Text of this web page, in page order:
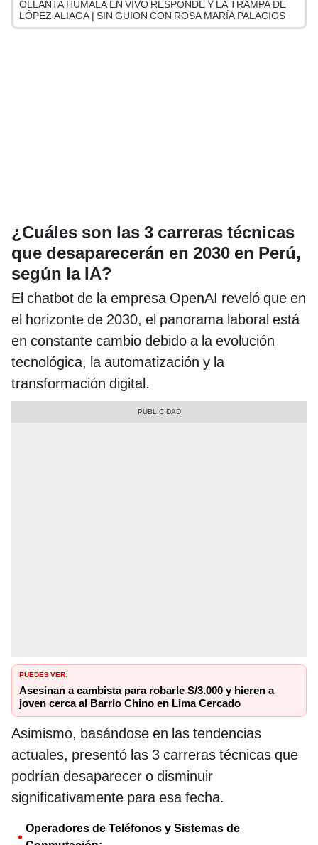
OLLANTA HUMALA EN VIVO RESPONDE Y LA TRAMPA DE
LÓPEZ ALIAGA | SIN GUION CON ROSA MARÍA PALACIOS
¿Cuáles son las 3 carreras técnicas
que desaparecerán en 2030 en Perú,
según la IA?
El chatbot de la empresa OpenAI reveló que en
el horizonte de 2030, el panorama laboral está
en constante cambio debido a la evolución
tecnológica, la automatización y la
transformación digital.
PUEDES VER:
Asesinan a cambista para robarle S/3.000 y hieren a
joven cerca al Barrio Chino en Lima Cercado
Asimismo, basándose en las tendencias
actuales, presentó las 3 carreras técnicas que
podrían desaparecer o disminuir
significativamente para esa fecha.
Operadores de Teléfonos y Sistemas de